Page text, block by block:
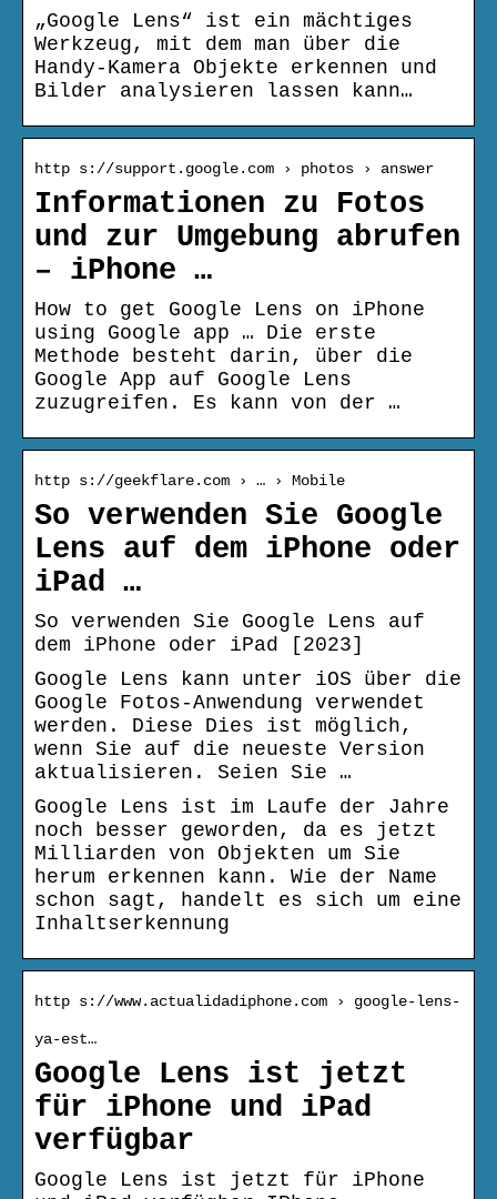
„Google Lens“ ist ein mächtiges
Werkzeug, mit dem man über die
Handy-Kamera Objekte erkennen und
Bilder analysieren lassen kann…
http s://support.google.com › photos › answer
Informationen zu Fotos
und zur Umgebung abrufen
– iPhone …
How to get Google Lens on iPhone
using Google app … Die erste
Methode besteht darin, über die
Google App auf Google Lens
zuzugreifen. Es kann von der …
http s://geekflare.com › … › Mobile
So verwenden Sie Google
Lens auf dem iPhone oder
iPad …
So verwenden Sie Google Lens auf
dem iPhone oder iPad [2023]
Google Lens kann unter iOS über die
Google Fotos-Anwendung verwendet
werden. Diese Dies ist möglich,
wenn Sie auf die neueste Version
aktualisieren. Seien Sie …
Google Lens ist im Laufe der Jahre
noch besser geworden, da es jetzt
Milliarden von Objekten um Sie
herum erkennen kann. Wie der Name
schon sagt, handelt es sich um eine
Inhaltserkennung
http s://www.actualidadiphone.com › google-lens-
ya-est…
Google Lens ist jetzt
für iPhone und iPad
verfügbar
Google Lens ist jetzt für iPhone